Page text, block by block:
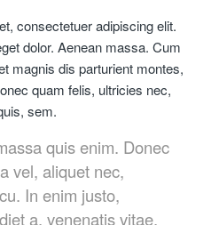
consectetuer adipiscing elit.
dolor. Aenean massa. Cum
magnis dis parturient montes,
quam felis, ultricies nec,
sem.
quis enim. Donec
vel, aliquet nec,
In enim justo,
a, venenatis vitae,